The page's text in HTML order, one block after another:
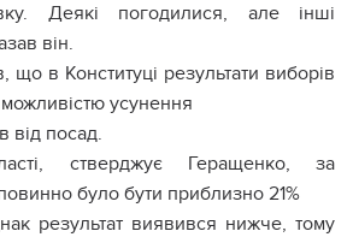
Деякі погодилися, але інші
він.
що в Конституці результати виборів
можливістю усунення
від посад.
стверджує Геращенко, за
було бути приблизно 21%
результат виявився нижче, тому